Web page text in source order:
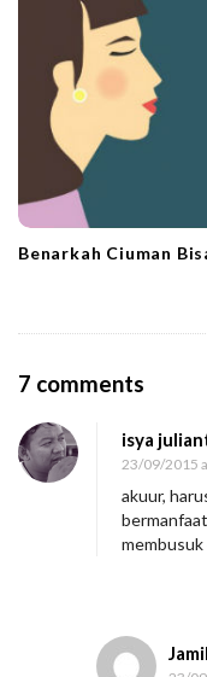
Benarkah Ciuman
7 comments
B
n
a
a
isya
23/09/2015
akuur,
membusuk